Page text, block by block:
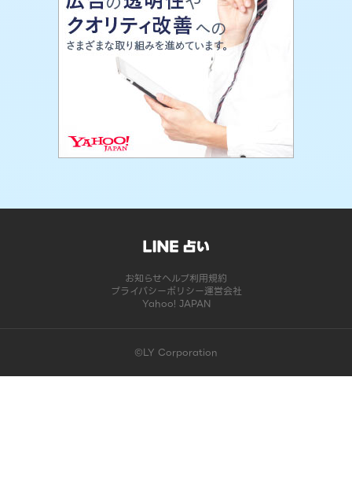
お知らせヘルプ利用規約
プライバシーポリシー運営会社
Yahoo! JAPAN
©LY Corporation
このコンテンツは掲載が終了しました | LINE占い